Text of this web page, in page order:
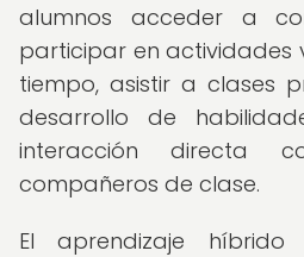
alumnos acceder a
participar en actividades
tiempo, asistir a clases
desarrollo de
interacción directa
compañeros de clase.
El aprendizaje